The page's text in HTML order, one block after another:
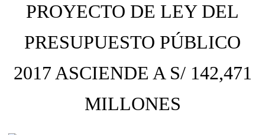
PROYECTO DE LEY DEL
PRESUPUESTO PÚBLICO
2017 ASCIENDE A S/ 142,471
MILLONES